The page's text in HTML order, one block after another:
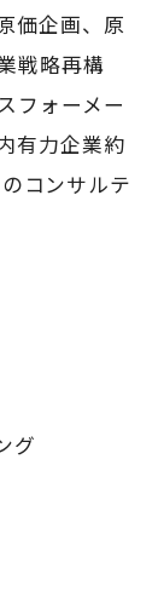
価企画、原
戦略再構
フォーメー
有力企業約
コンサルテ
グ